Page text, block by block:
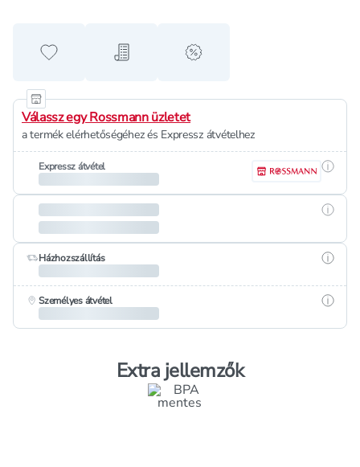
Hozzáadás a kedvencekhez
Hozzáadás a bevásárló listához
alert when on sale
Válassz egy Rossmann üzletet
a termék elérhetőségéhez és Expressz átvételhez
Expressz átvétel
Házhozszállítás
Személyes átvétel
Extra jellemzők